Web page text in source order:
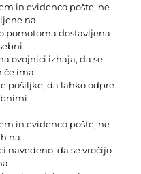
in evidenco pošte, ne
na
pomotoma dostavljena
ovojnici izhaja, da se
če ima
pošiljke, da lahko odpre
in evidenco pošte, ne
na
navedeno, da se vročijo